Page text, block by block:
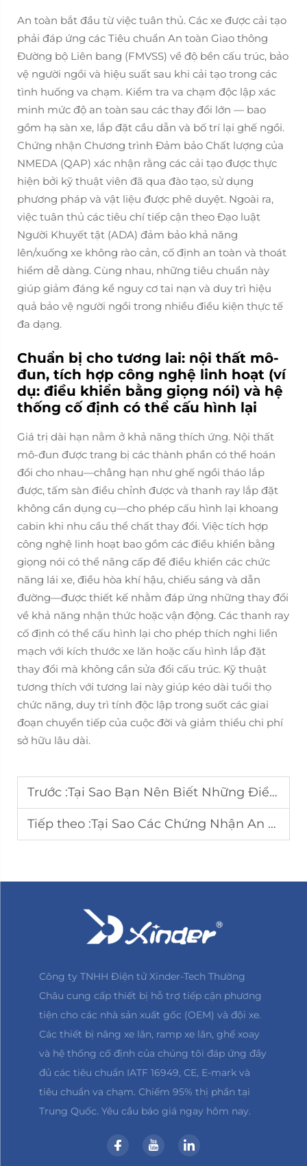
An toàn bắt đầu từ việc tuân thủ. Các xe được cải tạo
phải đáp ứng các Tiêu chuẩn An toàn Giao thông
Đường bộ Liên bang (FMVSS) về độ bền cấu trúc, bảo
vệ người ngồi và hiệu suất sau khi cải tạo trong các
tình huống va chạm. Kiểm tra va chạm độc lập xác
minh mức độ an toàn sau các thay đổi lớn — bao
gồm hạ sàn xe, lắp đặt cầu dẫn và bố trí lại ghế ngồi.
Chứng nhận Chương trình Đảm bảo Chất lượng của
NMEDA (QAP) xác nhận rằng các cải tạo được thực
hiện bởi kỹ thuật viên đã qua đào tạo, sử dụng
phương pháp và vật liệu được phê duyệt. Ngoài ra,
việc tuân thủ các tiêu chí tiếp cận theo Đạo luật
Người Khuyết tật (ADA) đảm bảo khả năng
lên/xuống xe không rào cản, cố định an toàn và thoát
hiểm dễ dàng. Cùng nhau, những tiêu chuẩn này
giúp giảm đáng kể nguy cơ tai nạn và duy trì hiệu
quả bảo vệ người ngồi trong nhiều điều kiện thực tế
đa dạng.
Chuẩn bị cho tương lai: nội thất mô-
đun, tích hợp công nghệ linh hoạt (ví
dụ: điều khiển bằng giọng nói) và hệ
thống cố định có thể cấu hình lại
Giá trị dài hạn nằm ở khả năng thích ứng. Nội thất
mô-đun được trang bị các thành phần có thể hoán
đổi cho nhau—chẳng hạn như ghế ngồi tháo lắp
được, tấm sàn điều chỉnh được và thanh ray lắp đặt
không cần dụng cụ—cho phép cấu hình lại khoang
cabin khi nhu cầu thể chất thay đổi. Việc tích hợp
công nghệ linh hoạt bao gồm các điều khiển bằng
giọng nói có thể nâng cấp để điều khiển các chức
năng lái xe, điều hòa khí hậu, chiếu sáng và dẫn
đường—được thiết kế nhằm đáp ứng những thay đổi
về khả năng nhận thức hoặc vận động. Các thanh ray
cố định có thể cấu hình lại cho phép thích nghi liền
mạch với kích thước xe lăn hoặc cấu hình lắp đặt
thay đổi mà không cần sửa đổi cấu trúc. Kỹ thuật
tương thích với tương lai này giúp kéo dài tuổi thọ
chức năng, duy trì tính độc lập trong suốt các giai
đoạn chuyển tiếp của cuộc đời và giảm thiểu chi phí
sở hữu lâu dài.
Trước :Tại Sao Bạn Nên Biết Những Điểm Trọng Tâm Này Khi Mua Xe Tiếp Cận Được
Tiếp theo :Tại Sao Các Chứng Nhận An Toàn Lại Quan Trọng Đối Với Xe Tiếp Cận Được
Công ty TNHH Điện tử Xinder-Tech Thường
Châu cung cấp thiết bị hỗ trợ tiếp cận phương
tiện cho các nhà sản xuất gốc (OEM) và đội xe.
Các thiết bị nâng xe lăn, ramp xe lăn, ghế xoay
và hệ thống cố định của chúng tôi đáp ứng đầy
đủ các tiêu chuẩn IATF 16949, CE, E-mark và
tiêu chuẩn va chạm. Chiếm 95% thị phần tại
Trung Quốc. Yêu cầu báo giá ngay hôm nay.